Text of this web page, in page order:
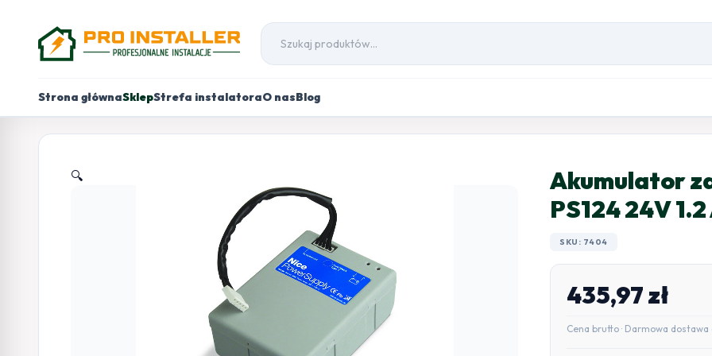
Strona głównaSklepStrefa instalatoraO nasBlog
🔍
Akumulator
PS124 24V 1.2
SKU: 7404
435,97zł
Cena brutto · Darmowa dostawa